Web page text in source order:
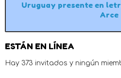
Uruguay presente en
Arce
ESTÁN EN LÍNEA
Hay 373 invitados y ningún